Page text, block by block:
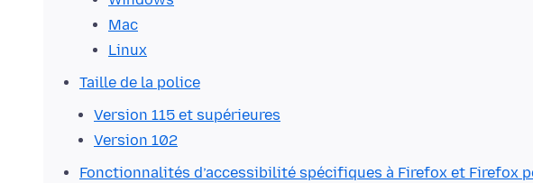
Mac
Linux
Taille de la police
Version 115 et supérieures
Version 102
Fonctionnalités d’accessibilité spécifiques à Firefox et Firefox